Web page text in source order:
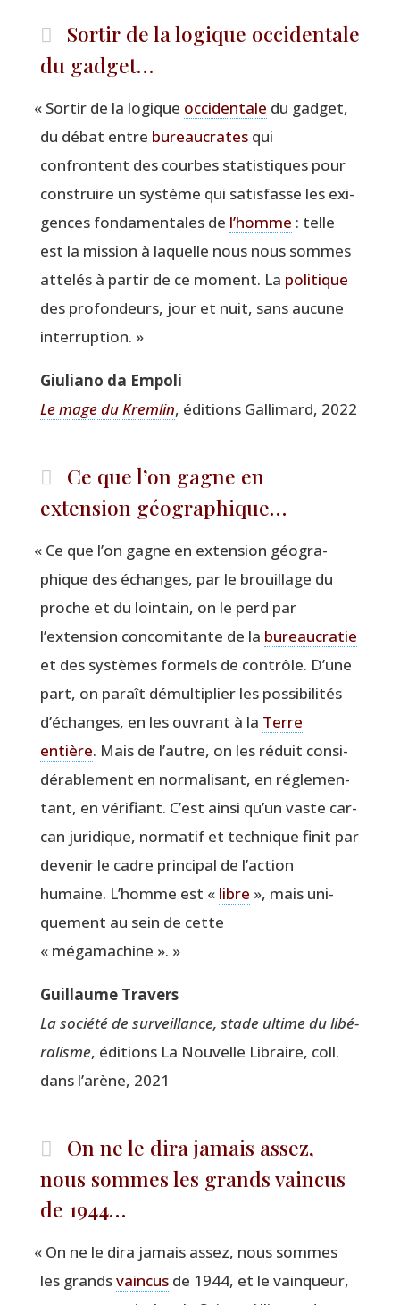
Sortir de la logique occidentale
du gadget…
« Sor­tir de la logique occi­den­tale du gad­get,
du débat entre bureau­cratesqui
confrontent des courbes sta­tis­tiques pour
construire un sys­tème qui satis­fasse les exi­
gences fon­da­men­tales de l’homme : telle
est la mis­sion à laquelle nous nous sommes
atte­lés à par­tir de ce moment. La poli­tique
des pro­fon­deurs, jour et nuit, sans aucune
interruption. »
Giu­lia­no da Empoli
Le mage du Krem­lin, édi­tions Gal­li­mard, 2022
Ce que l’on gagne en
extension géographique…
« Ce que l’on gagne en exten­sion géo­gra­
phique des échanges, par le brouillage du
proche et du loin­tain, on le perd par
l’extension conco­mi­tante de la bureau­cra­tie
et des sys­tèmes for­mels de contrôle. D’une
part, on paraît démul­ti­plier les pos­si­bi­li­tés
d’échanges, en les ouvrant à la Terre
entière. Mais de l’autre, on les réduit consi­
dé­ra­ble­ment en nor­ma­li­sant, en régle­men­
tant, en véri­fiant. C’est ain­si qu’un vaste car­
can juri­dique, nor­ma­tif et tech­nique finit par
deve­nir le cadre prin­ci­pal de l’action
humaine. L’homme est « libre », mais uni­
que­ment au sein de cette
« mégamachine ». »
Guillaume Tra­vers
La socié­té de sur­veillance, stade ultime du libé­
ra­lisme, édi­tions La Nou­velle Libraire, coll.
dans l’arène, 2021
On ne le dira jamais assez,
nous sommes les grands vaincus
de 1944…
« On ne le dira jamais assez, nous sommes
les grandsvain­cusde 1944, et le vain­queur,